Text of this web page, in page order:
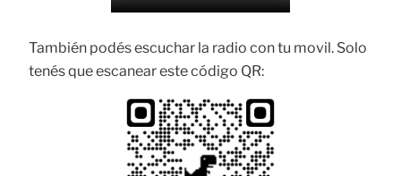
También podés escuchar la radio con tu movil. Solo
tenés que escanear este código QR: